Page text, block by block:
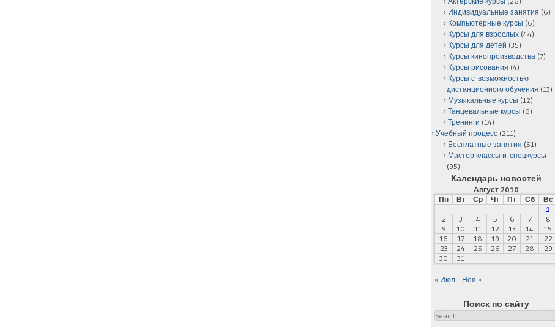
Индивидуальные занятия (6)
Компьютерные курсы (6)
Курсы для взрослых (44)
Курсы для детей (35)
Курсы кинопроизводства (7)
Курсы рисования (4)
Курсы с возможностью
дистанционного обучения (13)
Музыкальные курсы (12)
Танцевальные курсы (6)
Тренинги (14)
Учебный процесс (211)
Бесплатные занятия (51)
Мастер-классы и спецкурсы
(95)
Календарь новостей
Август 2010
Пн
Вт Ср Чт Пт Сб
Вс
1
2
3 4 5 6 7
8
9
10 11 12 13 14
15
16
17 18 19 20 21
22
23
24 25 26 27 28
29
30
31
« Июл Ноя »
Поиск по сайту
Search